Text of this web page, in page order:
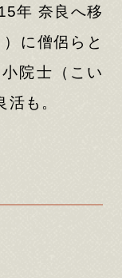
年 奈良へ移
に僧侶らと
院士（こい
も。